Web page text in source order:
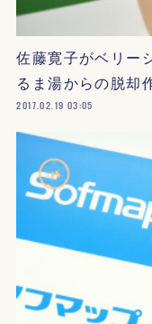
佐藤寛子がベリー
るま湯からの脱却
2017.02.19 03:05